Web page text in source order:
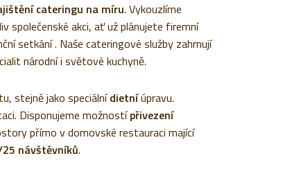
cateringu na míru. Vykouzlíme
společenské akci, ať už plánujete firemní
setkání . Naše cateringové služby zahrnují
národní i světové kuchyně.
stejně jako speciálnídietníúpravu.
Disponujeme možnostípřivezení
přímo v domovské restauraci mající
návštěvníků.